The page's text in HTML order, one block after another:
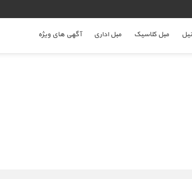
مبل کلاسیک مبل اداری آگهی های ویژه